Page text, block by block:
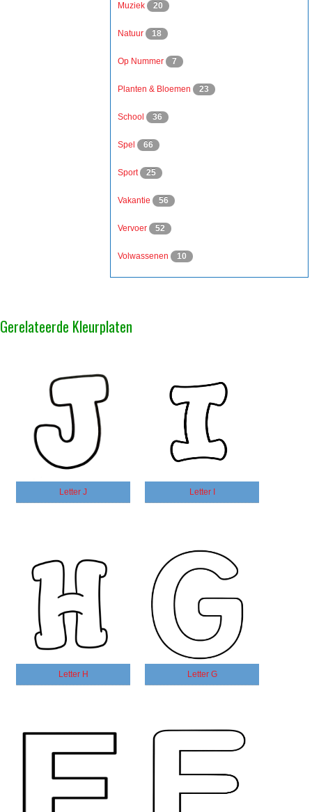
Muziek 20
Natuur 18
Op Nummer 7
Planten & Bloemen 23
School 36
Spel 66
Sport 25
Vakantie 56
Vervoer 52
Volwassenen 10
Gerelateerde Kleurplaten
Letter J Letter I
Letter H Letter G